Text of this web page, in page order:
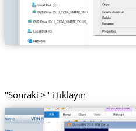
"Sonraki >" i tıklayın